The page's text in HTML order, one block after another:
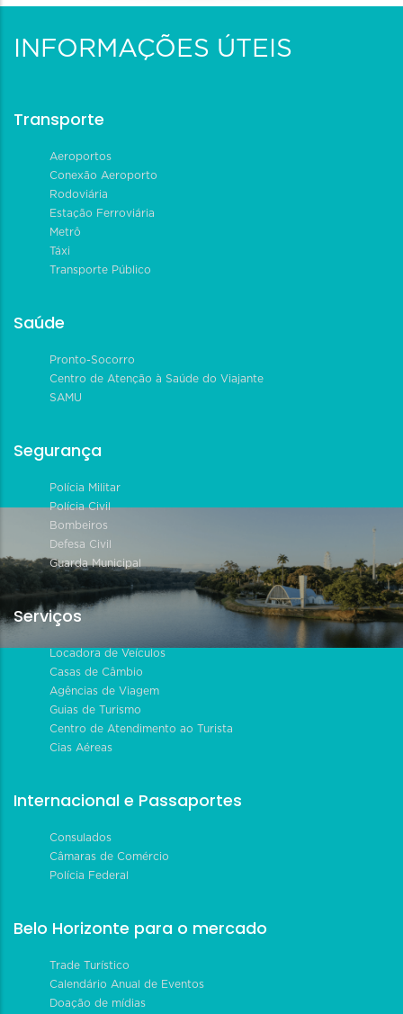
INFORMAÇÕES ÚTEIS
Transporte
Aeroportos
Conexão Aeroporto
Rodoviária
Estação Ferroviária
Metrô
Táxi
Transporte Público
Saúde
Pronto-Socorro
Centro de Atenção à Saúde do Viajante
SAMU
Segurança
Polícia Militar
Polícia Civil
Bombeiros
Defesa Civil
Guarda Municipal
Serviços
Locadora de Veículos
Casas de Câmbio
Agências de Viagem
Guias de Turismo
Centro de Atendimento ao Turista
Cias Aéreas
Internacional e Passaportes
Consulados
Câmaras de Comércio
Polícia Federal
Belo Horizonte para o mercado
Trade Turístico
Calendário Anual de Eventos
Doação de mídias